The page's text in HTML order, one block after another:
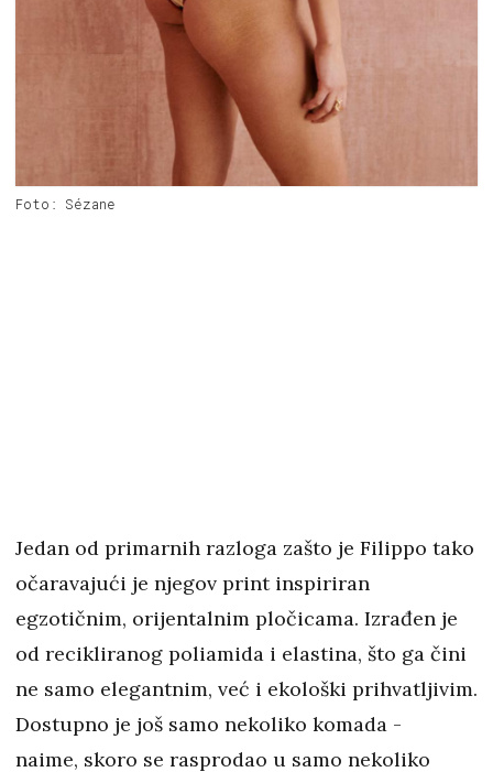
Foto: Sézane
Jedan od primarnih razloga zašto je Filippo tako
očaravajući je njegov print inspiriran
egzotičnim, orijentalnim pločicama. Izrađen je
od recikliranog poliamida i elastina, što ga čini
ne samo elegantnim, već i ekološki prihvatljivim.
Dostupno je još samo nekoliko komada -
naime, skoro se rasprodao u samo nekoliko